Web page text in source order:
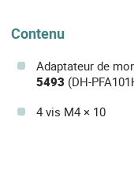
Contenu
Adaptateur de
5493 (DH-
4 vis M4 × 10